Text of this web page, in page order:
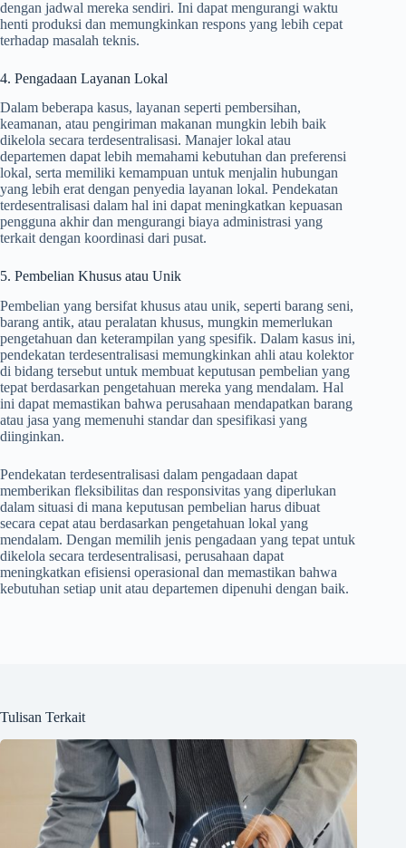
dengan jadwal mereka sendiri. Ini dapat mengurangi waktu
henti produksi dan memungkinkan respons yang lebih cepat
terhadap masalah teknis.
4. Pengadaan Layanan Lokal
Dalam beberapa kasus, layanan seperti pembersihan,
keamanan, atau pengiriman makanan mungkin lebih baik
dikelola secara terdesentralisasi. Manajer lokal atau
departemen dapat lebih memahami kebutuhan dan preferensi
lokal, serta memiliki kemampuan untuk menjalin hubungan
yang lebih erat dengan penyedia layanan lokal. Pendekatan
terdesentralisasi dalam hal ini dapat meningkatkan kepuasan
pengguna akhir dan mengurangi biaya administrasi yang
terkait dengan koordinasi dari pusat.
5. Pembelian Khusus atau Unik
Pembelian yang bersifat khusus atau unik, seperti barang seni,
barang antik, atau peralatan khusus, mungkin memerlukan
pengetahuan dan keterampilan yang spesifik. Dalam kasus ini,
pendekatan terdesentralisasi memungkinkan ahli atau kolektor
di bidang tersebut untuk membuat keputusan pembelian yang
tepat berdasarkan pengetahuan mereka yang mendalam. Hal
ini dapat memastikan bahwa perusahaan mendapatkan barang
atau jasa yang memenuhi standar dan spesifikasi yang
diinginkan.
Pendekatan terdesentralisasi dalam pengadaan dapat
memberikan fleksibilitas dan responsivitas yang diperlukan
dalam situasi di mana keputusan pembelian harus dibuat
secara cepat atau berdasarkan pengetahuan lokal yang
mendalam. Dengan memilih jenis pengadaan yang tepat untuk
dikelola secara terdesentralisasi, perusahaan dapat
meningkatkan efisiensi operasional dan memastikan bahwa
kebutuhan setiap unit atau departemen dipenuhi dengan baik.
Tulisan Terkait